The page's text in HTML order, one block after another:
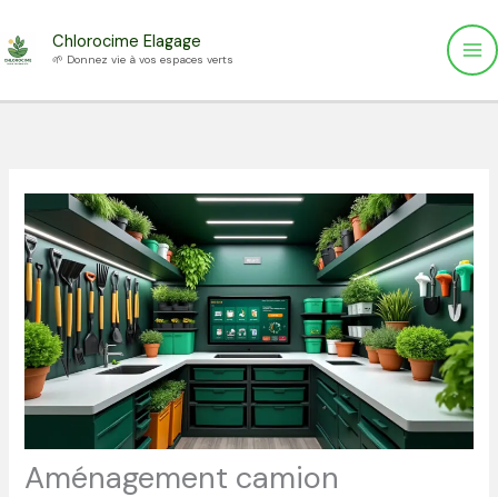
au
Chlorocime Elagage
🌱 Donnez vie à vos espaces verts
Aménagement camion